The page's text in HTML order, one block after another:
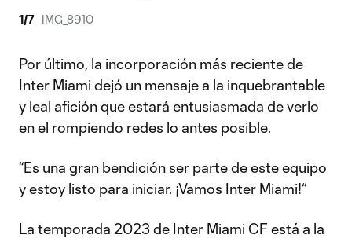
1/7 IMG_8910
Por último, la incorporación más reciente de
Inter Miami dejó un mensaje a la inquebrantable
y leal afición que estará entusiasmada de verlo
en el rompiendo redes lo antes posible.
“Es una gran bendición ser parte de este equipo
y estoy listo para iniciar. ¡Vamos Inter Miami!“
La temporada 2023 de Inter Miami CF está a la